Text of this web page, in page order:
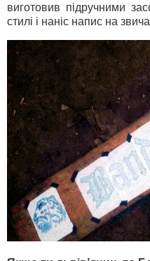
виготовив підручними
стилі і наніс напис на